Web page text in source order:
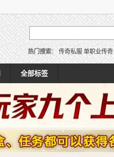
热门搜索： 传奇私服 单职业传奇
全部标签